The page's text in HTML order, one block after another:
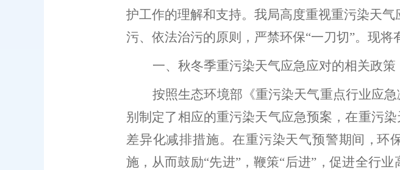
护工作的理解和支持。 我局高度重视重污染天气
污、 依法治污的原则， 严禁环保“一刀切”。 现将
一、 秋冬季重污染天气应急应对的相关政策
按照生态环境部《重污染天气重点行业应急
别制定了相应的重污染天气应急预案 ，在重污
差异化减排措施。在重污染天气预警期间 ， 环
施 ， 从而鼓励“先进” ， 鞭策“后进” ，促进全行业